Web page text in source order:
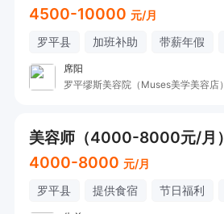
4500-10000 元/月
罗平县 加班补助 带薪年假
席阳
罗平缪斯美容院（Muses美学美容店）
美容师（4000-8000元/月）
4000-8000 元/月
罗平县 提供食宿 节日福利